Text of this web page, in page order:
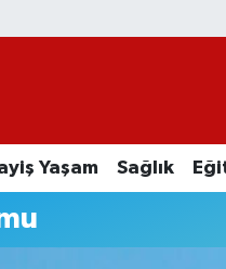
Yaşam Sağlık